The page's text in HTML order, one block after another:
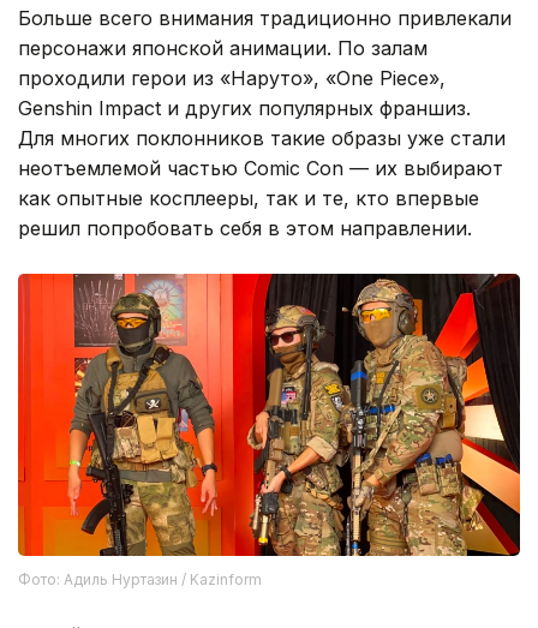
Больше всего внимания традиционно привлекали
персонажи японской анимации. По залам
проходили герои из «Наруто», «One Piece»,
Genshin Impact и других популярных франшиз.
Для многих поклонников такие образы уже стали
неотъемлемой частью Comic Con — их выбирают
как опытные косплееры, так и те, кто впервые
решил попробовать себя в этом направлении.
Фото: Адиль Нуртазин / Kazinform